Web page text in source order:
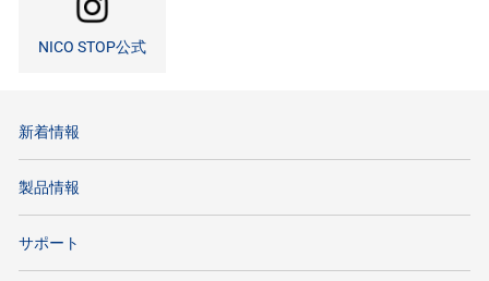
NICO STOP公式
新着情報
製品情報
サポート